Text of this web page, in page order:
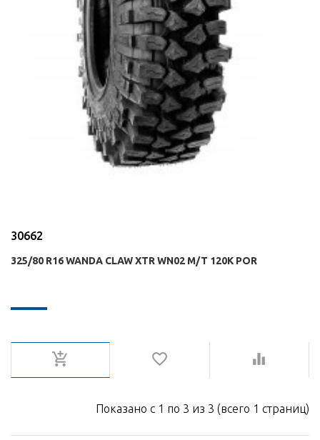
30662
325/80 R16 WANDA CLAW XTR WN02 M/T 120K POR
Показано с 1 по 3 из 3 (всего 1 страниц)